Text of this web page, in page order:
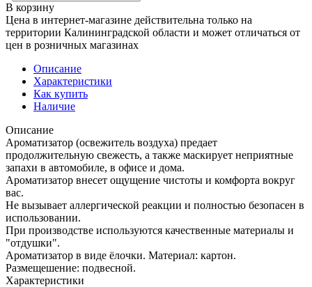
В корзину
Цена в интернет-магазине действительна только на
территории Калининградской области и может отличаться от
цен в розничных магазинах
Описание
Характеристики
Как купить
Наличие
Описание
Ароматизатор (освежитель воздуха) предает
продолжительную свежесть, а также маскирует неприятные
запахи в автомобиле, в офисе и дома.
Ароматизатор внесет ощущение чистоты и комфорта вокруг
вас.
Не вызывает аллергической реакции и полностью безопасен в
использовании.
При производстве используются качественные материалы и
"отдушки".
Ароматизатор в виде ёлочки. Материал: картон.
Размещешение: подвесной.
Характеристики